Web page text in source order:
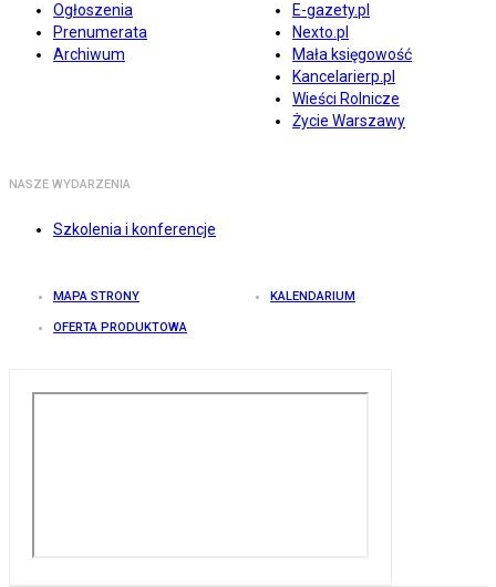
Ogłoszenia
Prenumerata
Archiwum
E-gazety.pl
Nexto.pl
Mała księgowość
Kancelarierp.pl
Wieści Rolnicze
Życie Warszawy
NASZE WYDARZENIA
Szkolenia i konferencje
MAPA STRONY KALENDARIUM
OFERTA PRODUKTOWA